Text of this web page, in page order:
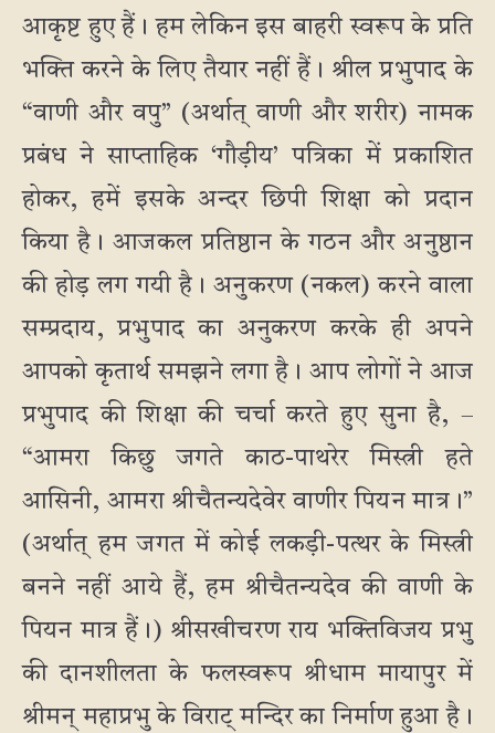
आकृष्ट हुए हैं। हम लेकिन इस बाहरी स्वरूप के प्रति
भक्ति करने के लिए तैयार नहीं हैं। श्रील प्रभुपाद के
“वाणी और वपु” (अर्थात् वाणी और शरीर) नामक
प्रबंध ने साप्ताहिक ‘गौड़ीय’ पत्रिका में प्रकाशित
होकर, हमें इसके अन्दर छिपी शिक्षा को प्रदान
किया है। आजकल प्रतिष्ठान के गठन और अनुष्ठान
की होड़ लग गयी है। अनुकरण (नकल) करने वाला
सम्प्रदाय, प्रभुपाद का अनुकरण करके ही अपने
आपको कृतार्थ समझने लगा है। आप लोगों ने आज
प्रभुपाद की शिक्षा की चर्चा करते हुए सुना है, –
“आमरा किछु जगते काठ-पाथरेर मिस्त्री हते
आसिनी, आमरा श्रीचैतन्यदेवेर वाणीर पियन मात्र।”
(अर्थात् हम जगत में कोई लकड़ी-पत्थर के मिस्त्री
बनने नहीं आये हैं, हम श्रीचैतन्यदेव की वाणी के
पियन मात्र हैं।) श्रीसखीचरण राय भक्तिविजय प्रभु
की दानशीलता के फलस्वरूप श्रीधाम मायापुर में
श्रीमन् महाप्रभु के विराट् मन्दिर का निर्माण हुआ है।